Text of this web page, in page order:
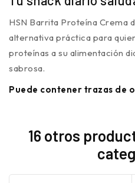
HSN Barrita Proteína Crema
alternativa práctica para
proteínas a su alimentación
sabrosa.
Puede contener trazas de
16 otros